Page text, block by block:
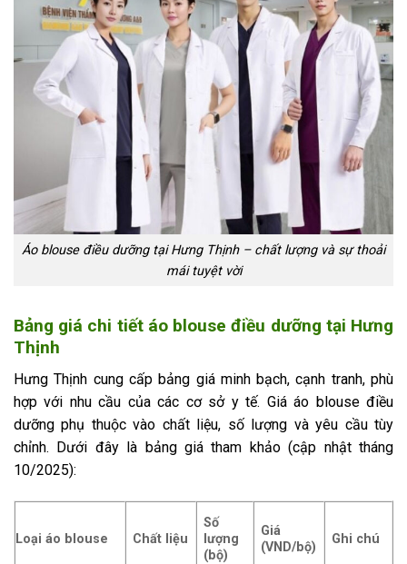
Áo blouse điều dưỡng tại Hưng Thịnh – chất lượng và sự thoải
mái tuyệt vời
Bảng giá chi tiết áo blouse điều dưỡng tại Hưng
Thịnh
Hưng Thịnh cung cấp bảng giá minh bạch, cạnh tranh, phù
hợp với nhu cầu của các cơ sở y tế. Giá áo blouse điều
dưỡng phụ thuộc vào chất liệu, số lượng và yêu cầu tùy
chỉnh. Dưới đây là bảng giá tham khảo (cập nhật tháng
10/2025):
Loại áo blouse Chất liệu
Số
lượng
(bộ)
Giá
(VND/bộ)
Ghi chú